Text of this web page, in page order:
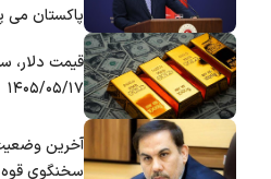
پاکستان می
قیمت دلار،
۱۴۰۵/۰۵/۱۷
آخرین
سخنگوی قوه